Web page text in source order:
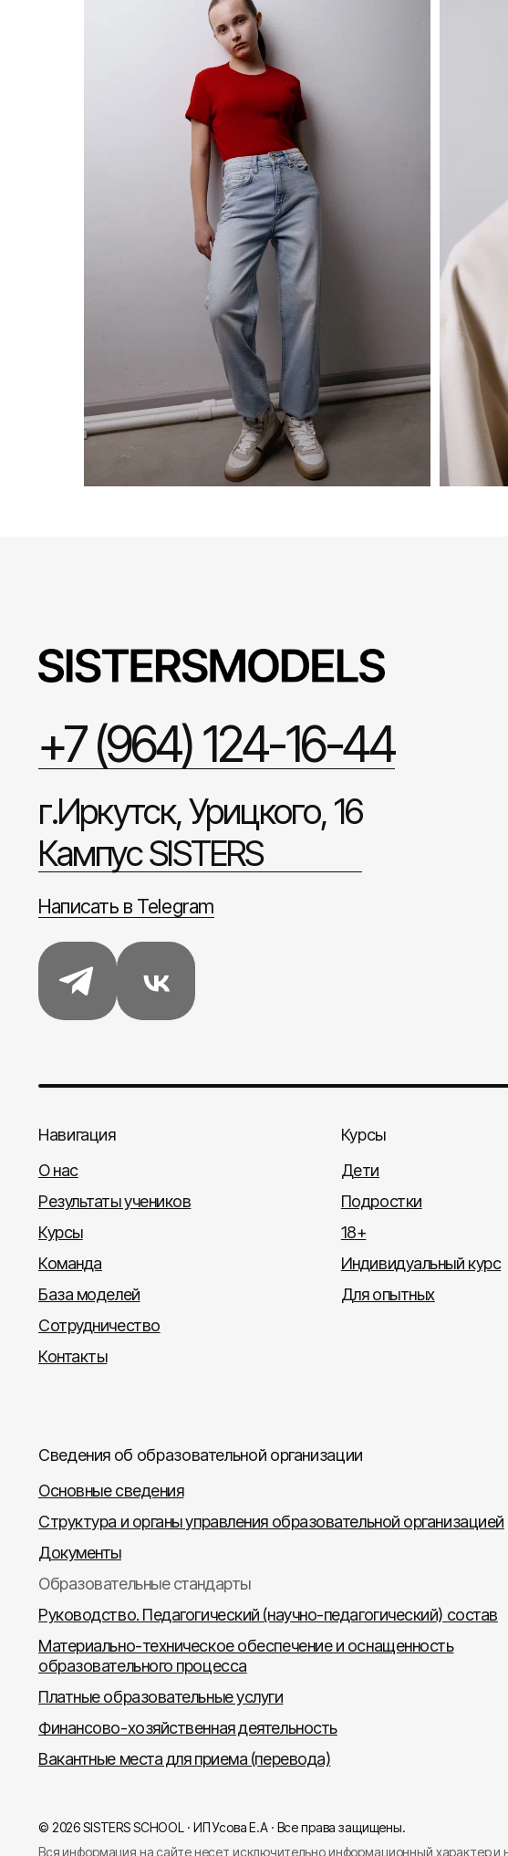
+7 (964) 124-16-44
г.Иркутск, Урицкого, 16
Кампус SISTERS
Написать в Telegram
Навигация
О нас
Результаты учеников
Курсы
Команда
База моделей
Сотрудничество
Контакты
Курсы
Дети
Подростки
18+
Индивидуальный курс
Для опытных
Сведения об образовательной организации
Основные сведения
Структура и органы управления образовательной организацией
Документы
Образовательные стандарты
Руководство. Педагогический (научно-педагогический) состав
Материально-техническое обеспечение и оснащенность
образовательного процесса
Платные образовательные услуги
Финансово-хозяйственная деятельность
Вакантные места для приема (перевода)
© 2026 SISTERS SCHOOL · ИП Усова Е.А · Все права защищены.
Вся информация на сайте несет исключительно информационный характер и